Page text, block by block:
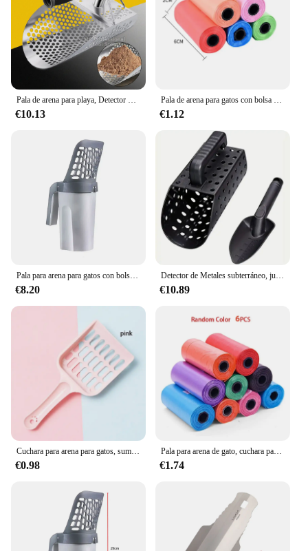
Pala de arena para playa, Detector de metales, herramienta de acero inoxidable para caza, Hex
€10.13
Pala de arena para gatos con bolsa de recarga, filtro para mascotas, recogedor de basura de inodoro limpio, suministros para gatos, caja de arena para gatos, autolimpieza
€1.12
Pala para arena para gatos con bolsa de repuesto, filtro para mascotas, inodoro limpio, recolector de basura, suministros para gatos, caja de arena para gatos, autolimpieza
€8.20
Detector de Metales subterráneo, juego de pala y pala para ARENA, herramienta de excavación, accesorios para detección de metales, Detector de tesoros de oro
€10.89
Cuchara para arena para gatos, suministros para inodoro para gatos, pala para arena para mascotas, pala para perros, herramienta de limpieza para mascotas, pala para arena
€0.98
Pala para arena de gato, cuchara para filtro de mascotas, recogedor de basura de inodoro limpio, suministros para gatos, accesorio, caja de arena para gatos, autolimpieza
€1.74